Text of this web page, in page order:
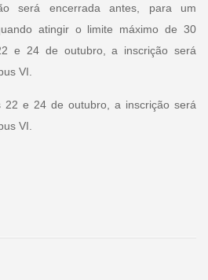
será encerrada antes, para um
atingir o limite máximo de 30
e 24 de outubro, a inscrição será
VI.
22 e 24 de outubro, a inscrição será
VI.